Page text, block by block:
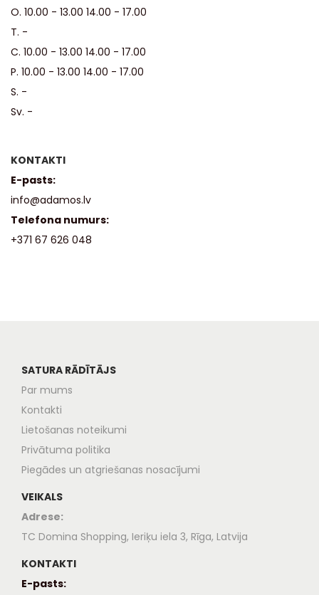
O. 10.00 - 13.00 14.00 - 17.00
T. -
C. 10.00 - 13.00 14.00 - 17.00
P. 10.00 - 13.00 14.00 - 17.00
S. -
Sv. -
KONTAKTI
E-pasts:
info@adamos.lv
Telefona numurs:
+371 67 626 048
SATURA RĀDĪTĀJS
Par mums
Kontakti
Lietošanas noteikumi
Privātuma politika
Piegādes un atgriešanas nosacījumi
VEIKALS
Adrese:
TC Domina Shopping, Ieriķu iela 3, Rīga, Latvija
KONTAKTI
E-pasts: